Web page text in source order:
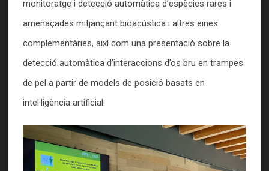
monitoratge i detecció automàtica d’espècies rares i
amenaçades mitjançant bioacústica i altres eines
complementàries, així com una presentació sobre la
detecció automàtica d’interaccions d’os bru en trampes
de pel a partir de models de posició basats en
intel·ligència artificial.